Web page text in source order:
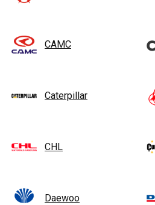
CAMC
Caterpillar
CHL
Daewoo